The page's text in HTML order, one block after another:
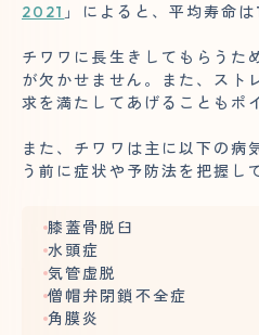
2021 」によると、平均寿命は
チワワに長生きしてもらうた
が欠かせません。また、スト
求を満たしてあげることもポ
また、チワワは主に以下の病
う前に症状や予防法を把握し
膝蓋骨脱臼
水頭症
気管虚脱
僧帽弁閉鎖不全症
角膜炎